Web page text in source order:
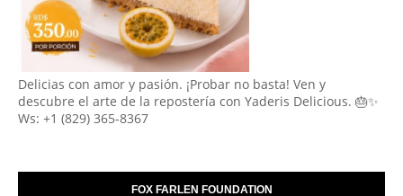
Delicias con amor y pasión. ¡Probar no basta! Ven y
descubre el arte de la repostería con Yaderis Delicious. 🎂✨
Ws: +1 (829) 365-8367
FOX FARLEN FOUNDATION